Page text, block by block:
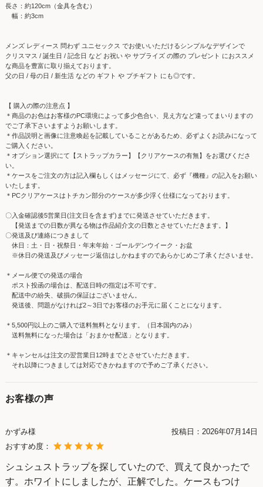
長さ：約120cm（金具を含む）
幅：約3cm
メンズ レディース 問わず ユニセックス でお使いいただけるシンプルなデザインで
クリスマス / 誕生日 / 記念日 など お祝い や サプライズ の際の プレゼント におススメ
な商品を豊富に取り揃えております。
父の日 / 母の日 / 新生活 などの ギフト や プチギフト にも◎です。
【 購入の際の注意点 】
＊商品のお色はお客様のPC環境によって多少色合い、見え方など違ってまいりますの
でご了承下さいますようお願いします。
＊作品説明と画像に注意喚起を記載していることがあるため、必ずよくお読みになって
ご購入ください。
＊オプション選択にて【ストラップカラー】【クリアケースの有無】をお選びくださ
い。
＊ケースをご注文の方は記入欄もしくはメッセージにて、必ず『機種』の記入をお願い
いたします。
＊PCクリアケースはトチカン部分のケースが多少浮く仕様になっております。
〇入金確認後5営業日(注文日を含まず)までに発送させていただきます。
【発送までの日数が異なる物は作品紹介文の日数とさせていただきます。】
〇発送及び連絡につきまして
休日：土・日・祝祭日・年末年始・ゴールデンウイーク・お盆
※休日の発送及びメッセージ返信はしかねますのであらかじめご了承くださいませ。
＊メール便での発送の場合
ポスト投函の場合は、配送日時の指定は不可です。
配送中の紛失、破損の保証はございません。
発送後、問題がなければ2～3日でお客様のお手元に届くことになります。
＊5,500円以上のご購入で送料無料となります。（日本国内のみ）
送料無料になった場合は「おまかせ配送」となります。
＊キャンセルは注文の翌営業日12時までとさせていただきます。
それ以降につきましては対応できかねますので予めご了承ください。
お客様の声
かずみ様 投稿日： 2026年07月14日
おすすめ度：
シュシュストラップを探していたので、買えて良かったで
す。ホワイトにしましたが、正解でした。ケースもつけ